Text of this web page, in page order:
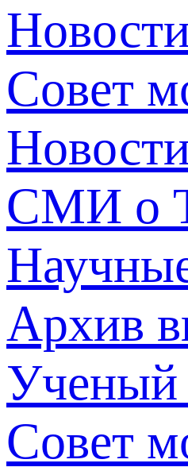
Совет
СМИ о
Архив
Ученый
Совет